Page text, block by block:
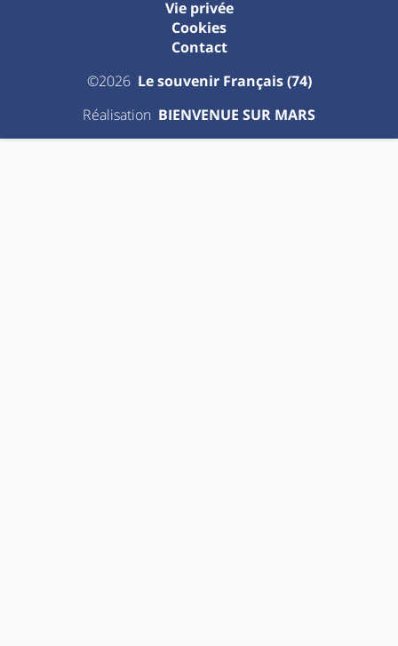
©2026 Le souvenir Français (74)
Vie privée
Cookies
Contact
Réalisation BIENVENUE SUR MARS